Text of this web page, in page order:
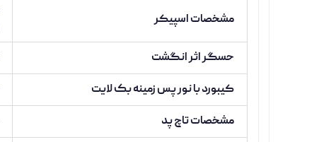
مشخصات اسپیکر
حسگر اثر انگشت
کیبورد با نور پس زمینه بک لایت
مشخصات تاچ پد